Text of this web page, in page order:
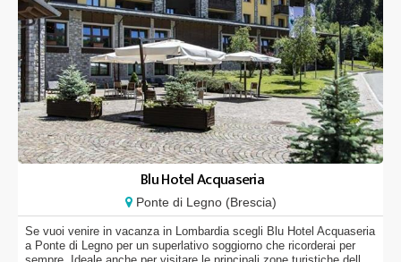
Blu Hotel Acquaseria
Ponte di Legno (Brescia)
Se vuoi venire in vacanza in Lombardia scegli Blu Hotel Acquaseria
a Ponte di Legno per un superlativo soggiorno che ricorderai per